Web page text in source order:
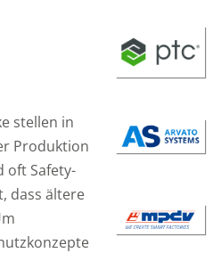
stellen in
Produktion
oft Safety-
dass ältere